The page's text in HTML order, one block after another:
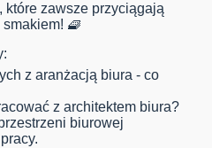
, które zawsze przyciągają
🧇
z aranżacją biura - co
z architektem biura?
biurowej